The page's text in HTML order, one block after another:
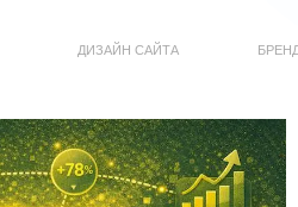
ДИЗАЙН САЙТА